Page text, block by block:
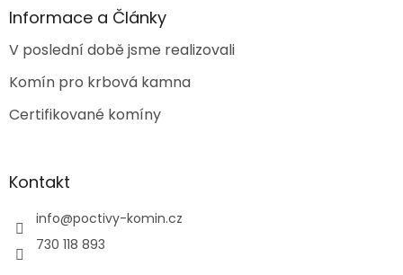
aInformace a Články
V poslední době jsme realizovali
Komín pro krbová kamna
Certifikované komíny
Kontakt
info@poctivy-komin.cz
730 118 893